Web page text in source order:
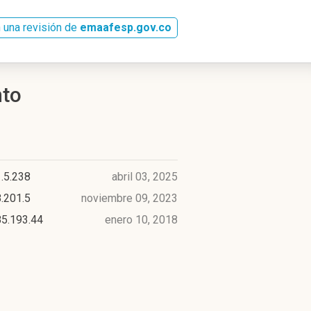
una revisión de emaafesp.gov.co
abril 03, 2025
noviembre 09, 2023
enero 10, 2018